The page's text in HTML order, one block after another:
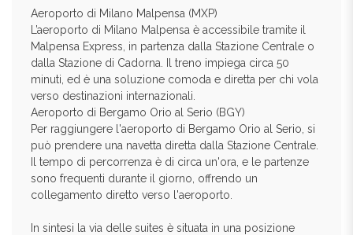
Aeroporto di Milano Malpensa (MXP)
L’aeroporto di Milano Malpensa è accessibile tramite il
Malpensa Express, in partenza dalla Stazione Centrale o
dalla Stazione di Cadorna. Il treno impiega circa 50
minuti, ed è una soluzione comoda e diretta per chi vola
verso destinazioni internazionali.
Aeroporto di Bergamo Orio al Serio (BGY)
Per raggiungere l'aeroporto di Bergamo Orio al Serio, si
può prendere una navetta diretta dalla Stazione Centrale.
Il tempo di percorrenza è di circa un'ora, e le partenze
sono frequenti durante il giorno, offrendo un
collegamento diretto verso l'aeroporto.
In sintesi la via delle suites è situata in una posizione